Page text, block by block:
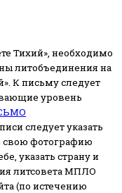
Тихий», необходимо
литобъединения на
К письму следует
уровень
следует указать
свою фотографию
указать страну и
литсовета МПЛО
(по истечению